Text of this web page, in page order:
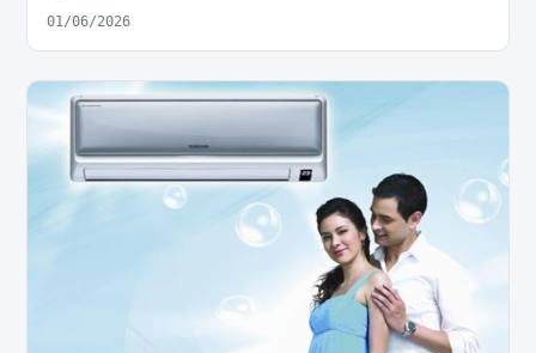
01/06/2026